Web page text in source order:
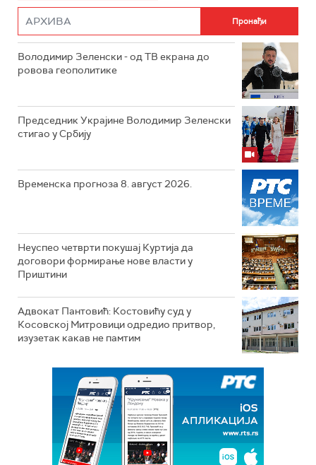
Володимир Зеленски - од ТВ екрана до
ровова геополитике
Председник Украјине Володимир Зеленски
стигао у Србију
Временска прогноза 8. август 2026.
Неуспео четврти покушај Куртија да
договори формирање нове власти у
Приштини
Адвокат Пантовић: Костовићу суд у
Косовској Митровици одредио притвор,
изузетак какав не памтим